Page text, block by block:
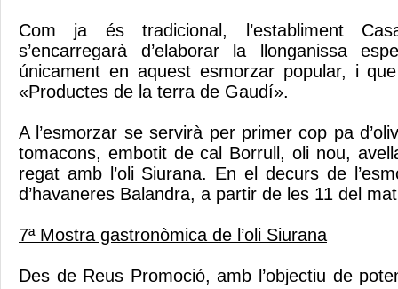
Com ja és tradicional, l’establiment
s’encarregarà d’elaborar la llonganissa
únicament en aquest esmorzar popular, i
«Productes de la terra de Gaudí».
A l’esmorzar se servirà per primer cop pa
tomacons, embotit de cal Borrull, oli nou,
regat amb l’oli Siurana. En el decurs de
d’havaneres Balandra, a partir de les 11 del
7ª Mostra gastronòmica de l’oli Siurana
Des de Reus Promoció, amb l’objectiu de